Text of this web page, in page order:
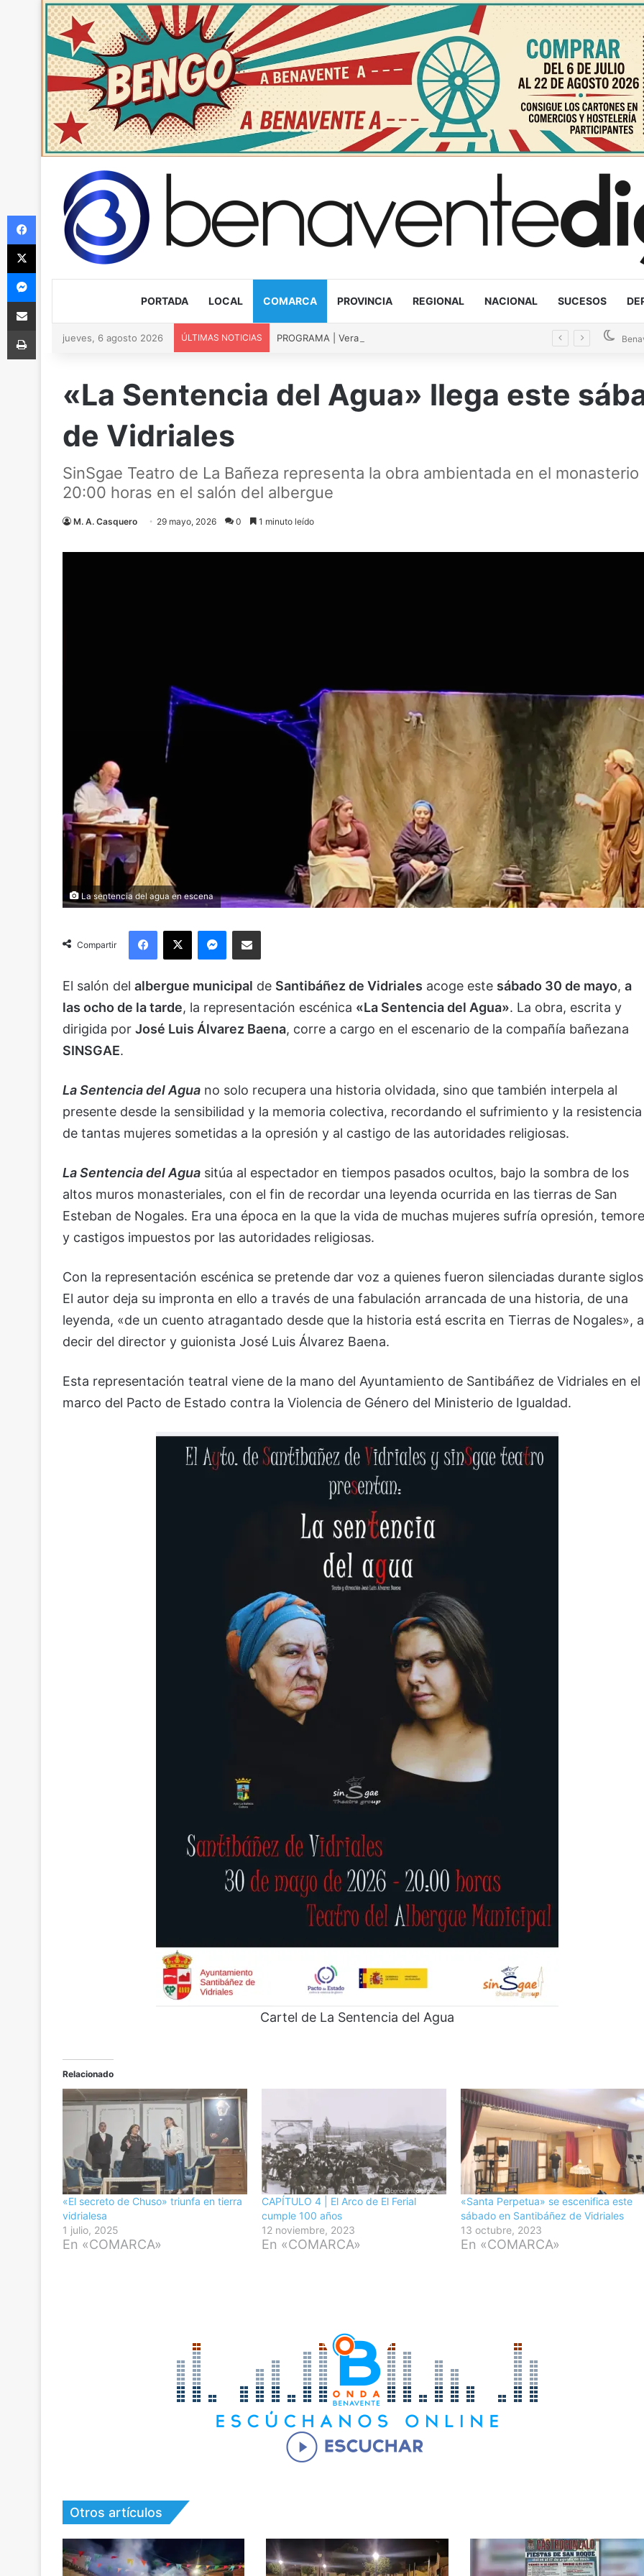
PORTADA LOCAL COMARCA PROVINCIA REGIONAL NACIONAL SUCESOS
jueves, 6 agosto 2026 ÚLTIMAS NOTICIAS PROGRAMA | Verano cultural en Bretó 2026
«La Sentencia del Agua» llega este
de Vidriales
SinSgae Teatro de La Bañeza representa la obra ambientada en el
20:00 horas en el salón del albergue
M. A. Casquero 29 mayo, 2026 0 1 minuto leído
La sentencia del agua en escena
Compartir
Facebook
X Messenger
Compartir via Email
El salón del albergue municipal de Santibáñez de Vidriales acoge este sábado 30 de mayo, a
las ocho de la tarde, la representación escénica «La Sentencia del Agua». La obra, escrita y
dirigida por José Luis Álvarez Baena, corre a cargo en el escenario de la compañía bañezana
SINSGAE.
La Sentencia del Agua no solo recupera una historia olvidada, sino que también interpela al
presente desde la sensibilidad y la memoria colectiva, recordando el sufrimiento y la resistencia
de tantas mujeres sometidas a la opresión y al castigo de las autoridades religiosas.
La Sentencia del Agua sitúa al espectador en tiempos pasados ocultos, bajo la sombra de los
altos muros monasteriales, con el fin de recordar una leyenda ocurrida en las tierras de San
Esteban de Nogales. Era una época en la que la vida de muchas mujeres sufría opresión,
y castigos impuestos por las autoridades religiosas.
Con la representación escénica se pretende dar voz a quienes fueron silenciadas durante
El autor deja su impronta en ello a través de una fabulación arrancada de una historia, de una
leyenda, «de un cuento atragantado desde que la historia está escrita en Tierras de Nogales»,
decir del director y guionista José Luis Álvarez Baena.
Esta representación teatral viene de la mano del Ayuntamiento de Santibáñez de Vidriales en el
marco del Pacto de Estado contra la Violencia de Género del Ministerio de Igualdad.
Cartel de La Sentencia del Agua
Relacionado
«El secreto de Chuso» triunfa en tierra
vidrialesa
1 julio, 2025
En «COMARCA»
CAPÍTULO 4 | El Arco de El Ferial
cumple 100 años
12 noviembre, 2023
En «COMARCA»
«Santa Perpetua» se escenifica este
sábado en Santibáñez de Vidriales
13 octubre, 2023
En «COMARCA»
Otros artículos
Facebook
X
Messenger
Compartir via Email